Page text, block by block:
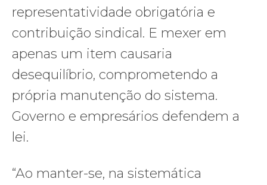
representatividade obrigatória e
contribuição sindical. E mexer em
apenas um item causaria
desequilíbrio, comprometendo a
própria manutenção do sistema.
Governo e empresários defendem a
lei.
“Ao manter-se, na sistemática